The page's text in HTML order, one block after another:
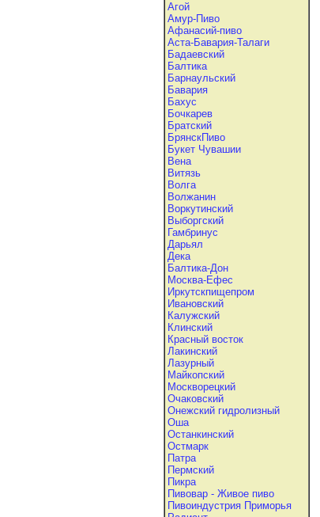
Агой
Амур-Пиво
Афанасий-пиво
Аста-Бавария-Талаги
Бадаевский
Балтика
Барнаульский
Бавария
Бахус
Бочкарев
Братский
БрянскПиво
Букет Чувашии
Вена
Витязь
Волга
Волжанин
Воркутинский
Выборгский
Гамбринус
Дарьял
Дека
Балтика-Дон
Москва-Ефес
Иркутскпищепром
Ивановский
Калужский
Клинский
Красный восток
Лакинский
Лазурный
Майкопский
Москворецкий
Очаковский
Онежский гидролизный
Оша
Останкинский
Остмарк
Патра
Пермский
Пикра
Пивовар - Живое пиво
Пивоиндустрия Приморья